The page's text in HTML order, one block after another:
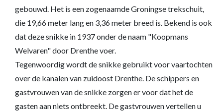
gebouwd. Het is een zogenaamde Groningse trekschuit,
die 19,66 meter lang en 3,36 meter breed is. Bekend is ook
dat deze snikke in 1937 onder de naam "Koopmans
Welvaren" door Drenthe voer.
Tegenwoordig wordt de snikke gebruikt voor vaartochten
over de kanalen van zuidoost Drenthe. De schippers en
gastvrouwen van de snikke zorgen er voor dat het de
gasten aan niets ontbreekt. De gastvrouwen vertellen u